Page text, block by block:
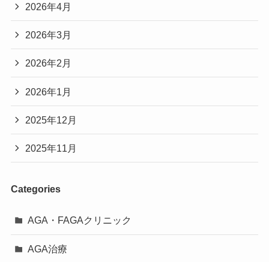
2026年4月
2026年3月
2026年2月
2026年1月
2025年12月
2025年11月
Categories
AGA・FAGAクリニック
AGA治療